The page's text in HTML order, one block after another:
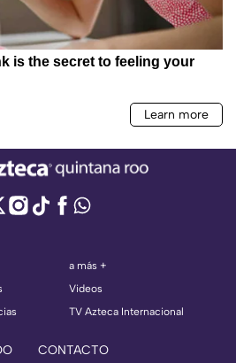
a más +
Videos
TV Azteca Internacional
CONTACTO